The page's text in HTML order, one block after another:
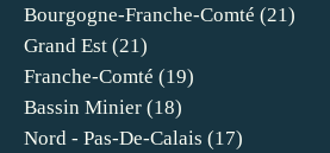
Bourgogne-Franche-Comté (21)
Grand Est (21)
Franche-Comté (19)
Bassin Minier (18)
Nord - Pas-De-Calais (17)